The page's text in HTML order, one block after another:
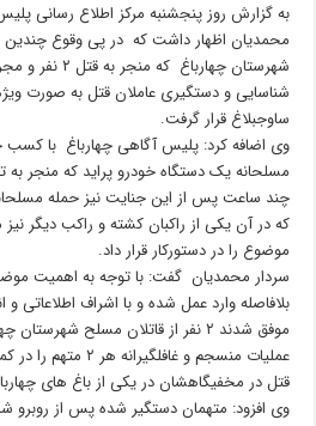
به گزارش روز پنجشنبه مرکز اطلاع رسانی
محمدیان اظهار داشت که در پی وقوع چندین
شهرستان
شناسایی و دستگیری عاملان قتل به صورت
ساوجبلاغ قرار گرفت.
وی اضافه کرد: پلیس آگاهی چهارباغ با
مسلحانه یک دستگاه خودرو پراید که منجر به
که در آن یکی از راکبان کشته و راکب دیگر نیز
موضوع را در دستورکار قرار داد.
سردار محمدیان گفت: با توجه به اهمیت
بلافاصله وارد عمل شده و با اشراف اطلاعاتی
موفق شدند ۲ نفر از قاتلان مسلح
قتل در مخفیگاهشان در یکی از باغ های
وی افزود: متهمان دستگیر شده پس از روبرو